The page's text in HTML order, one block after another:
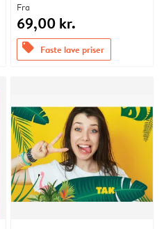
Fra
69,00 kr.
offers Faste lave priser